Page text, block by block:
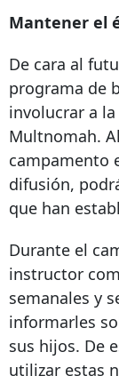
Mantener el
De cara al
programa de
involucrar a
Multnomah.
campamento
difusión,
que han
Durante el
instructor
semanales y
informarles
sus hijos. De
utilizar estas